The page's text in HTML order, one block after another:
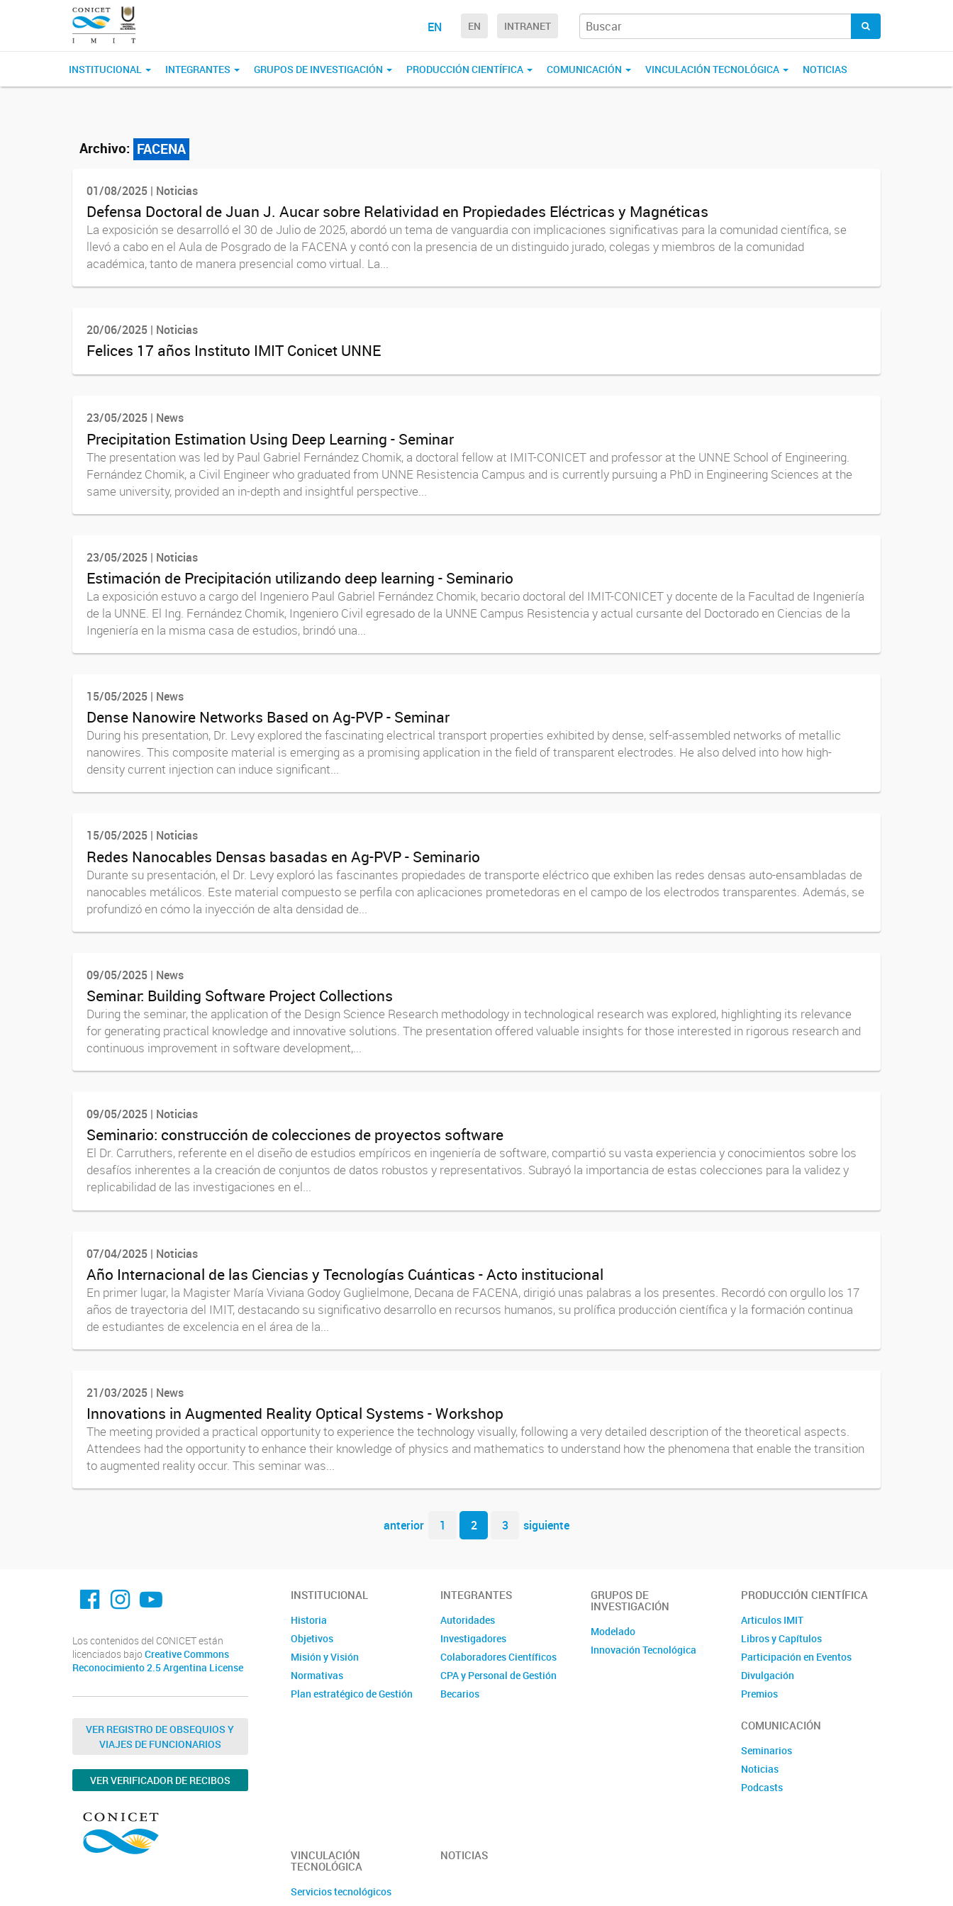
EN EN INTRANET
INSTITUCIONAL INTEGRANTES GRUPOS DE INVESTIGACIÓN PRODUCCIÓN CIENTÍFICA COMUNICACIÓN VINCULACIÓN TECNOLÓGICA NOTICIAS
Archivo: FACENA
01/08/2025 | Noticias
Defensa Doctoral de Juan J. Aucar sobre Relatividad en Propiedades Eléctricas y Magnéticas
La exposición se desarrolló el 30 de Julio de 2025, abordó un tema de vanguardia con implicaciones significativas para la comunidad científica, se
llevó a cabo en el Aula de Posgrado de la FACENA y contó con la presencia de un distinguido jurado, colegas y miembros de la comunidad
académica, tanto de manera presencial como virtual. La...
20/06/2025 | Noticias
Felices 17 años Instituto IMIT Conicet UNNE
23/05/2025 | News
Precipitation Estimation Using Deep Learning - Seminar
The presentation was led by Paul Gabriel Fernández Chomik, a doctoral fellow at IMIT-CONICET and professor at the UNNE School of Engineering.
Fernández Chomik, a Civil Engineer who graduated from UNNE Resistencia Campus and is currently pursuing a PhD in Engineering Sciences at the
same university, provided an in-depth and insightful perspective...
23/05/2025 | Noticias
Estimación de Precipitación utilizando deep learning - Seminario
La exposición estuvo a cargo del Ingeniero Paul Gabriel Fernández Chomik, becario doctoral del IMIT-CONICET y docente de la Facultad de Ingeniería
de la UNNE. El Ing. Fernández Chomik, Ingeniero Civil egresado de la UNNE Campus Resistencia y actual cursante del Doctorado en Ciencias de la
Ingeniería en la misma casa de estudios, brindó una...
15/05/2025 | News
Dense Nanowire Networks Based on Ag-PVP - Seminar
During his presentation, Dr. Levy explored the fascinating electrical transport properties exhibited by dense, self-assembled networks of metallic
nanowires. This composite material is emerging as a promising application in the field of transparent electrodes. He also delved into how high-
density current injection can induce significant...
15/05/2025 | Noticias
Redes Nanocables Densas basadas en Ag-PVP - Seminario
Durante su presentación, el Dr. Levy exploró las fascinantes propiedades de transporte eléctrico que exhiben las redes densas auto-ensambladas de
nanocables metálicos. Este material compuesto se perfila con aplicaciones prometedoras en el campo de los electrodos transparentes. Además, se
profundizó en cómo la inyección de alta densidad de...
09/05/2025 | News
Seminar: Building Software Project Collections
During the seminar, the application of the Design Science Research methodology in technological research was explored, highlighting its relevance
for generating practical knowledge and innovative solutions. The presentation offered valuable insights for those interested in rigorous research and
continuous improvement in software development,...
09/05/2025 | Noticias
Seminario: construcción de colecciones de proyectos software
El Dr. Carruthers, referente en el diseño de estudios empíricos en ingeniería de software, compartió su vasta experiencia y conocimientos sobre los
desafíos inherentes a la creación de conjuntos de datos robustos y representativos. Subrayó la importancia de estas colecciones para la validez y
replicabilidad de las investigaciones en el...
07/04/2025 | Noticias
Año Internacional de las Ciencias y Tecnologías Cuánticas - Acto institucional
En primer lugar, la Magister María Viviana Godoy Guglielmone, Decana de FACENA, dirigió unas palabras a los presentes. Recordó con orgullo los 17
años de trayectoria del IMIT, destacando su significativo desarrollo en recursos humanos, su prolífica producción científica y la formación continua
de estudiantes de excelencia en el área de la...
21/03/2025 | News
Innovations in Augmented Reality Optical Systems - Workshop
The meeting provided a practical opportunity to experience the technology visually, following a very detailed description of the theoretical aspects.
Attendees had the opportunity to enhance their knowledge of physics and mathematics to understand how the phenomena that enable the transition
to augmented reality occur. This seminar was...
anterior 1 2 3 siguiente
facebook imit.conicet
imit.conicet
Youtube
Los contenidos del CONICET están
licenciados bajo Creative Commons
Reconocimiento 2.5 Argentina License
VER REGISTRO DE OBSEQUIOS Y
VIAJES DE FUNCIONARIOS
VER VERIFICADOR DE RECIBOS
INSTITUCIONAL
Historia
Objetivos
Misión y Visión
Normativas
Plan estratégico de Gestión
INTEGRANTES
Autoridades
Investigadores
Colaboradores Científicos
CPA y Personal de Gestión
Becarios
GRUPOS DE
INVESTIGACIÓN
Modelado
Innovación Tecnológica
PRODUCCIÓN CIENTÍFICA
Articulos IMIT
Libros y Capítulos
Participación en Eventos
Divulgación
Premios
COMUNICACIÓN
Seminarios
Noticias
Podcasts
VINCULACIÓN
TECNOLÓGICA
Servicios tecnológicos
NOTICIAS